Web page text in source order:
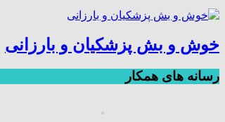
خوش و بش پزشکیان و بارزانی
رسانه های همکار